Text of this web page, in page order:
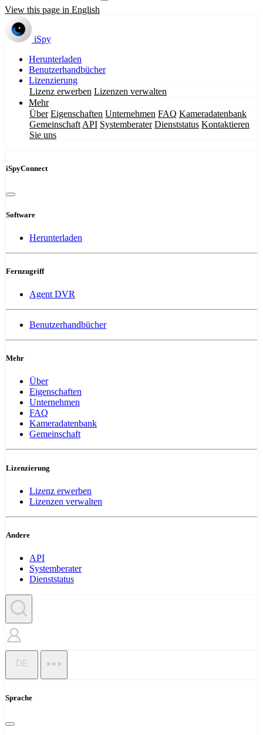
View this page in English
iSpy
Herunterladen
Benutzerhandbücher
Lizenzierung
Lizenz erwerben Lizenzen verwalten
Mehr
Über Eigenschaften Unternehmen FAQ Kameradatenbank
Gemeinschaft API Systemberater Dienststatus Kontaktieren
Sie uns
iSpyConnect
Software
Herunterladen
Fernzugriff
Agent DVR
Benutzerhandbücher
Mehr
Über
Eigenschaften
Unternehmen
FAQ
Kameradatenbank
Gemeinschaft
Lizenzierung
Lizenz erwerben
Lizenzen verwalten
Andere
API
Systemberater
Dienststatus
DE
Sprache